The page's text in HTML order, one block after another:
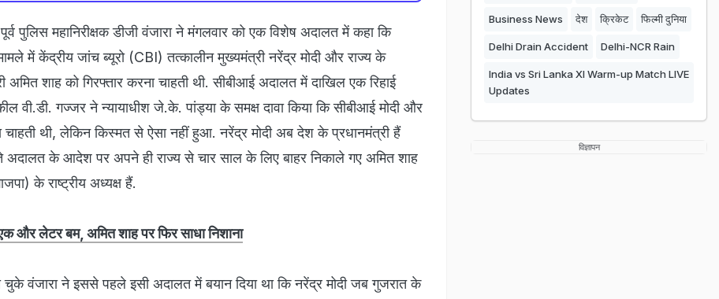
पुलिस महानिरीक्षक डीजी वंजारा ने मंगलवार को एक विशेष अदालत में कहा कि
में केंद्रीय जांच ब्यूरो (CBI) तत्कालीन मुख्यमंत्री नरेंद्र मोदी और राज्य के
अमित शाह को गिरफ्तार करना चाहती थी. सीबीआई अदालत में दाखिल एक रिहाई
वी.डी. गज्जर ने न्यायाधीश जे.के. पांड्या के समक्ष दावा किया कि सीबीआई मोदी और
चाहती थी, लेकिन किस्मत से ऐसा नहीं हुआ. नरेंद्र मोदी अब देश के प्रधानमंत्री हैं
अदालत के आदेश पर अपने ही राज्य से चार साल के लिए बाहर निकाले गए अमित शाह
के राष्ट्रीय अध्यक्ष हैं.
और लेटर बम, अमित शाह पर फिर साधा निशाना
वंजारा ने इससे पहले इसी अदालत में बयान दिया था कि नरेंद्र मोदी जब गुजरात के
Business News देश क्रिकेट फिल्मी दुनिया
Delhi Drain Accident Delhi-NCR Rain
India vs Sri Lanka XI Warm-up Match LIVE
Updates
विज्ञापन